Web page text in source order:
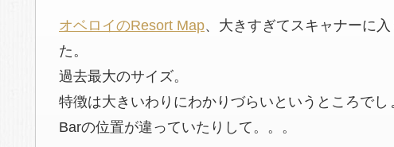
オベロイのResort Map、大きすぎてスキャナーに
た。
過去最大のサイズ。
特徴は大きいわりにわかりづらいというところでし
Barの位置が違っていたりして。。。